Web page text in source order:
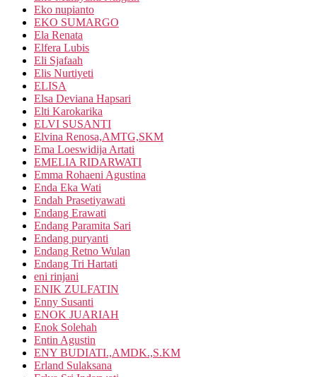
Eko nupianto
EKO SUMARGO
Ela Renata
Elfera Lubis
Eli Sjafaah
Elis Nurtiyeti
ELISA
Elsa Deviana Hapsari
Elti Karokarika
ELVI SUSANTI
Elvina Renosa,AMTG,SKM
Ema Loeswidija Artati
EMELIA RIDARWATI
Emma Rohaeni Agustina
Enda Eka Wati
Endah Prasetiyawati
Endang Erawati
Endang Paramita Sari
Endang puryanti
Endang Retno Wulan
Endang Tri Hartati
eni rinjani
ENIK ZULFATIN
Enny Susanti
ENOK JUARIAH
Enok Solehah
Entin Agustin
ENY BUDIATI.,AMDK.,S.KM
Erland Sulaksana